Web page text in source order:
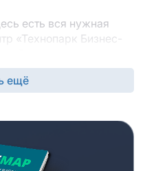
есть вся нужная
«Технопарк Бизнес-
лучше всего
бизнеса.
вашей
комфортно
города. Состав
вам
ещё